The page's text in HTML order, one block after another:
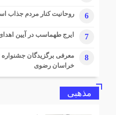
میدان نبرد اقتصادی کشور
نعمت گاز طبیعی برخوردار
6 روحانیت کنار مردم جذاب
7 ایرج طهماسب در آیین
8
معرفی برگزیدگان
خراسان رضوی
مذهبی